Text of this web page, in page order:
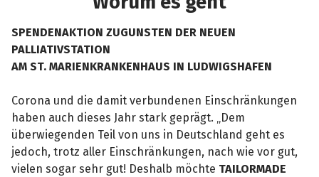
SPENDENAKTION ZUGUNSTEN DER NEUEN
PALLIATIVSTATION
AM ST. MARIENKRANKENHAUS IN LUDWIGSHAFEN
Corona und die damit verbundenen Einschränkungen
haben auch dieses Jahr stark geprägt. „Dem
überwiegenden Teil von uns in Deutschland geht es
jedoch, trotz aller Einschränkungen, nach wie vor gut,
vielen sogar sehr gut! Deshalb möchte TAILORMADE